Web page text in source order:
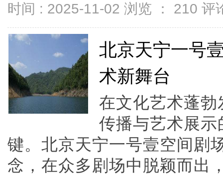
时间 : 2025-11-02 浏览 ： 210 评
北京天宁一号
术新舞台
在文化艺术蓬
传播与艺术展
键。北京天宁一号壹空间剧
念，在众多剧场中脱颖而出